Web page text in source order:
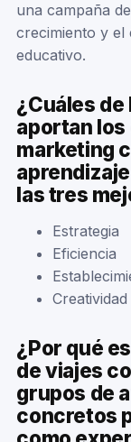
una campaña
crecimiento y el
educativo.
¿Cuáles
aportan
marketing
las tres
Estrategia
Eficiencia
Creatividad
¿Por qué
de viajes
grupos de
concretos